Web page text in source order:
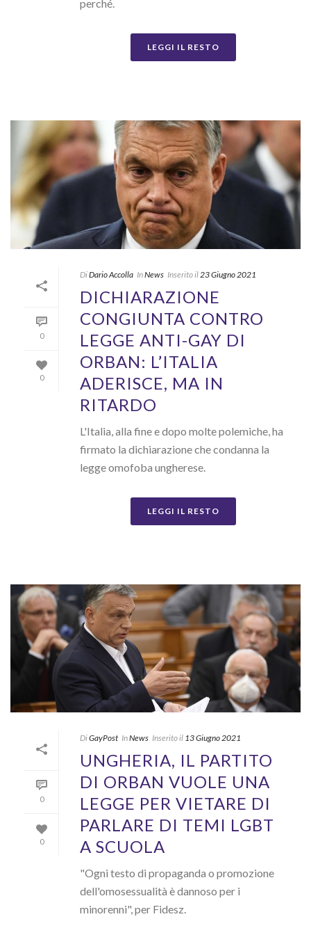
perché.
LEGGI IL RESTO
0
0
DiDario Accolla InNews Inserito il 23 Giugno 2021
DICHIARAZIONE
CONGIUNTA CONTRO
LEGGE ANTI-GAY DI
ORBAN: L’ITALIA
ADERISCE, MA IN
RITARDO
L'Italia, alla fine e dopo molte polemiche, ha
firmato la dichiarazione che condanna la
legge omofoba ungherese.
LEGGI IL RESTO
0
0
DiGayPost InNews Inserito il 13 Giugno 2021
UNGHERIA, IL PARTITO
DI ORBAN VUOLE UNA
LEGGE PER VIETARE DI
PARLARE DI TEMI LGBT
A SCUOLA
"Ogni testo di propaganda o promozione
dell'omosessualità è dannoso per i
minorenni", per Fidesz.